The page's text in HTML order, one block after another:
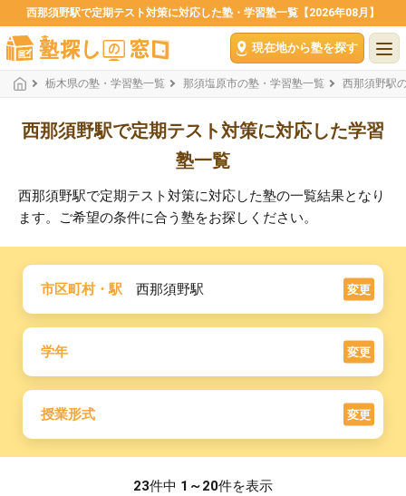
西那須野駅で定期テスト対策に対応した塾・学習塾一覧【2026年08月】
現在地から塾を探す
栃木県の塾・学習塾一覧 那須塩原市の塾・学習塾一覧 西那須野駅
西那須野駅で定期テスト対策に対応した学習
塾一覧
西那須野駅で定期テスト対策に対応した塾の一覧結果となり
ます。ご希望の条件に合う塾をお探しください。
市区町村・駅 西那須野駅 変更
学年 変更
授業形式 変更
23件中 1～20件を表示